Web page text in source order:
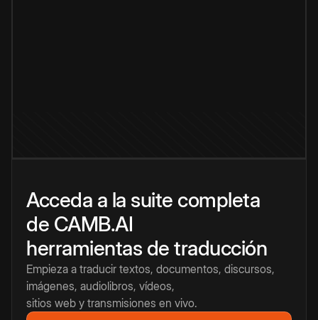
Acceda a la suite completa
de CAMB.AI
herramientas de traducción
Empieza a traducir textos, documentos, discursos,
imágenes, audiolibros, vídeos,
sitios web y transmisiones en vivo.